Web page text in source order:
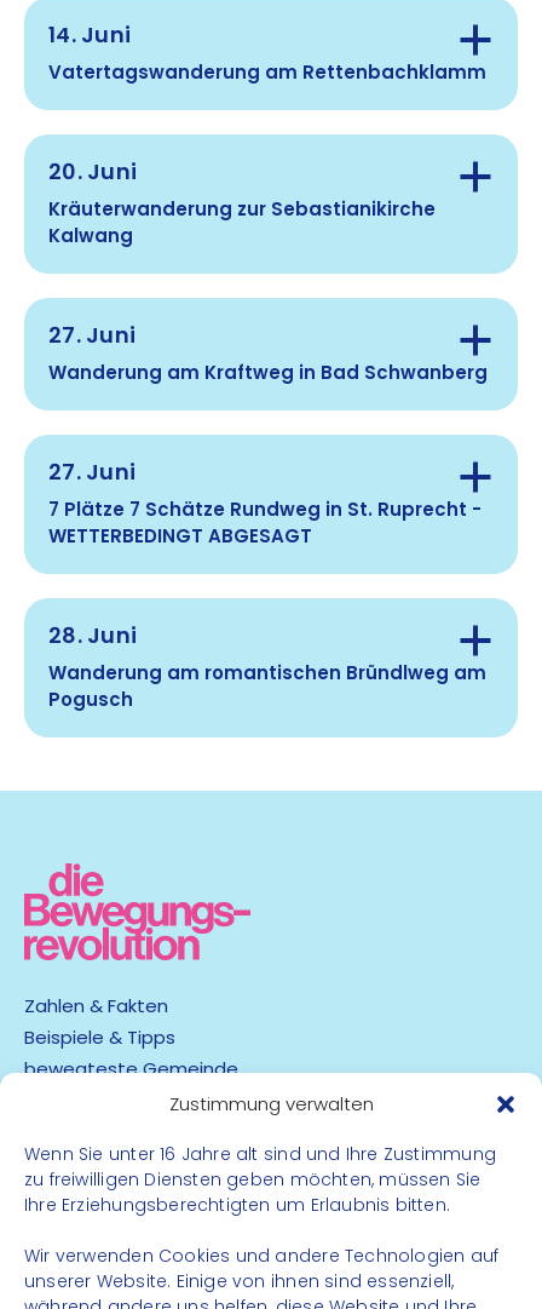
Zustimmung verwalten
Wenn Sie unter 16 Jahre alt sind und Ihre Zustimmung
zu freiwilligen Diensten geben möchten, müssen Sie
Ihre Erziehungsberechtigten um Erlaubnis bitten.
Wir verwenden Cookies und andere Technologien auf
unserer Website. Einige von ihnen sind essenziell,
Hinweis:
Anmeldung:
maria.perner@askoe-steiermark.at
Anmeldung:
Anmeldung:
Gehzeit:
Route:
Anmeldung:
14. Juni
Vatertagswanderung am Rettenbachklamm
Gehzeit:
Hinweis:
20. Juni
Kräuterwanderung zur Sebastianikirche
Kalwang
Route:
Anmeldung:
27. Juni
Wanderung am Kraftweg in Bad Schwanberg
Route:
Anmeldung:
hans.rechberger@gmx.at
27. Juni
7 Plätze 7 Schätze Rundweg in St. Ruprecht -
WETTERBEDINGT ABGESAGT
10:00 Uhr beim Hauptplatz St. Ruprecht an der
Raab (Bitte beim Bahnhof St. Ruprecht parken)
Gehzeit:
ca. 3,5 Stunden (ca. 11km)
Route:
Pendl.
Hinweis:
Der Sport- und Kulturverein FC Donald
Anmeldung:
kathrin.hofer@asvoe.at
28. Juni
Wanderung am romantischen Bründlweg am
Pogusch
Gehzeit:
maria.perner@askoe-steiermark.at
Zahlen & Fakten
Beispiele & Tipps
bewegteste Gemeinde
Barrierefreiheit
Datenschutz
Impressum
Kontakt